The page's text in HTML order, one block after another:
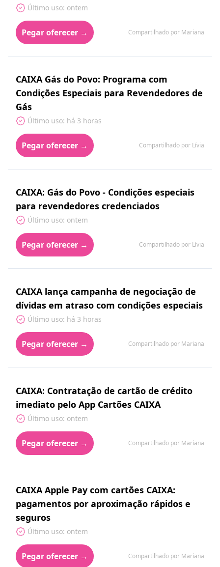
Último uso: ontem
Pegar oferecer → Compartilhado por Mariana
CAIXA Gás do Povo: Programa com
Condições Especiais para Revendedores de
Gás
Último uso: há 3 horas
Pegar oferecer → Compartilhado por Lívia
CAIXA: Gás do Povo - Condições especiais
para revendedores credenciados
Último uso: ontem
Pegar oferecer → Compartilhado por Lívia
CAIXA lança campanha de negociação de
dívidas em atraso com condições especiais
Último uso: há 3 horas
Pegar oferecer → Compartilhado por Mariana
CAIXA: Contratação de cartão de crédito
imediato pelo App Cartões CAIXA
Último uso: ontem
Pegar oferecer → Compartilhado por Mariana
CAIXA Apple Pay com cartões CAIXA:
pagamentos por aproximação rápidos e
seguros
Último uso: ontem
Pegar oferecer → Compartilhado por Mariana